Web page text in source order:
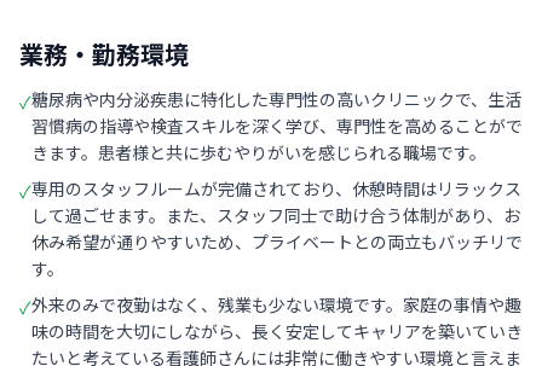
業務・勤務環境
✓糖尿病や内分泌疾患に特化した専門性の高いクリニックで、生活
習慣病の指導や検査スキルを深く学び、専門性を高めることがで
きます。患者様と共に歩むやりがいを感じられる職場です。
✓専用のスタッフルームが完備されており、休憩時間はリラックス
して過ごせます。また、スタッフ同士で助け合う体制があり、お
休み希望が通りやすいため、プライベートとの両立もバッチリで
す。
✓外来のみで夜勤はなく、残業も少ない環境です。家庭の事情や趣
味の時間を大切にしながら、長く安定してキャリアを築いていき
たいと考えている看護師さんには非常に働きやすい環境と言えま